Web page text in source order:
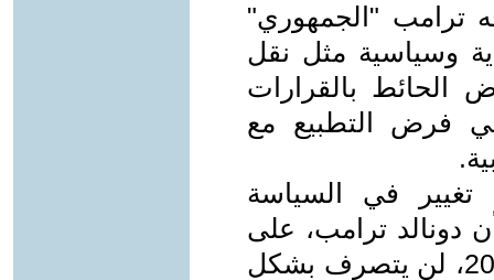
ترامب "الجمهوري"
وسياسية مثل نقل
الحائط بالقرارات
فرض التطبيع مع
تغيير في السياسة
دونالد ترامب، على
عكس ما حدث عندما فاز في عام 2016، لن يتصرف بشكل